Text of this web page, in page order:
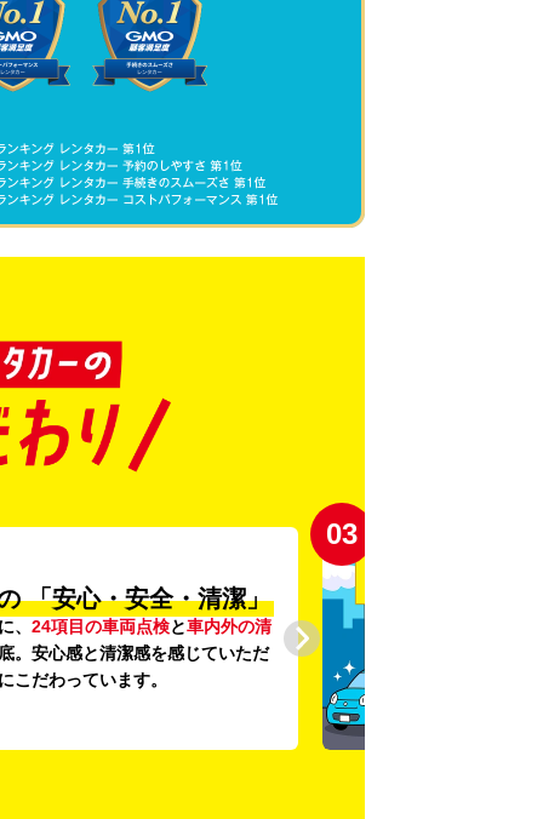
「安心・安全・清潔」
、 24項目の車両点検と車内外の清
。安心感と清潔感を感じていただ
こだわっています。
03